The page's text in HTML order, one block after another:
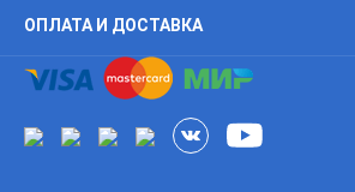
ОПЛАТА И ДОСТАВКА